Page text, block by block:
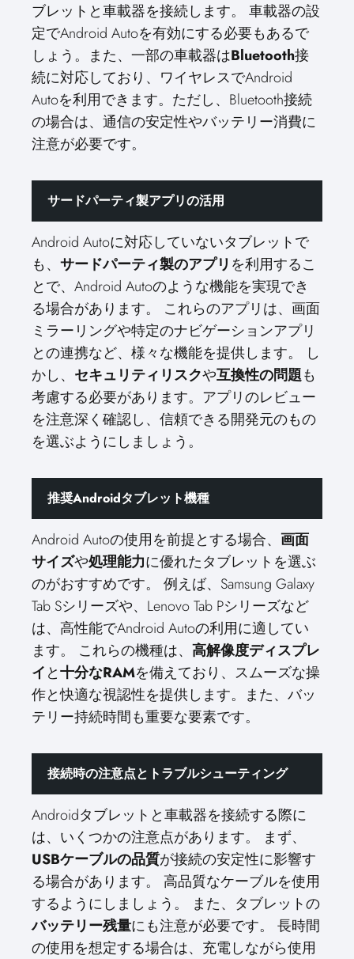
ブレットと車載器を接続します。 車載器の設
定でAndroid Autoを有効にする必要もあるで
しょう。また、一部の車載器はBluetooth接
続に対応しており、ワイヤレスでAndroid
Autoを利用できます。ただし、Bluetooth接続
の場合は、通信の安定性やバッテリー消費に
注意が必要です。
サードパーティ製アプリの活用
Android Autoに対応していないタブレットで
も、 サードパーティ製のアプリ を利用するこ
とで、Android Autoのような機能を実現でき
る場合があります。 これらのアプリは、画面
ミラーリングや特定のナビゲーションアプリ
との連携など、様々な機能を提供します。 し
かし、 セキュリティリスクや互換性の問題も
考慮する必要があります。アプリのレビュー
を注意深く確認し、信頼できる開発元のもの
を選ぶようにしましょう。
推奨Androidタブレット機種
Android Autoの使用を前提とする場合、 画面
サイズや処理能力に優れたタブレットを選ぶ
のがおすすめです。 例えば、Samsung Galaxy
Tab Sシリーズや、Lenovo Tab Pシリーズなど
は、高性能でAndroid Autoの利用に適してい
ます。 これらの機種は、 高解像度ディスプレ
イと十分なRAMを備えており、スムーズな操
作と快適な視認性を提供します。また、バッ
テリー持続時間も重要な要素です。
接続時の注意点とトラブルシューティング
Androidタブレットと車載器を接続する際に
は、いくつかの注意点があります。 まず、
USBケーブルの品質が接続の安定性に影響す
る場合があります。 高品質なケーブルを使用
するようにしましょう。 また、タブレットの
バッテリー残量にも注意が必要です。 長時間
の使用を想定する場合は、充電しながら使用